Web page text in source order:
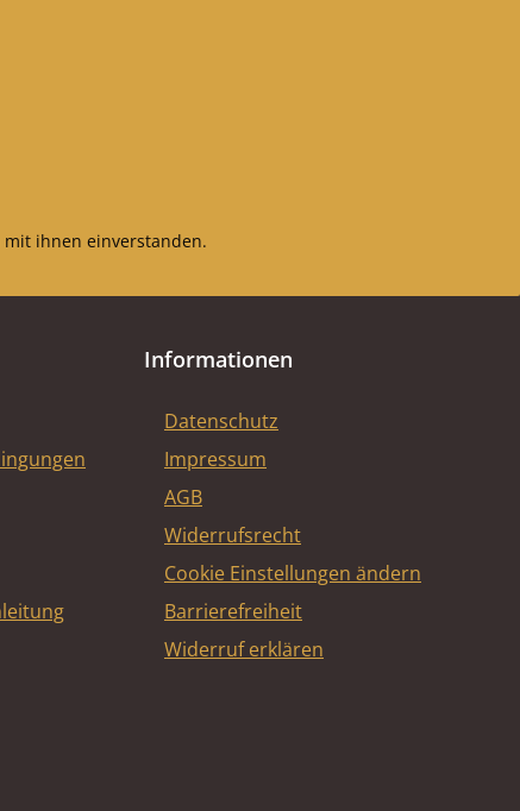
ihnen einverstanden.
Informationen
Datenschutz
Impressum
AGB
Widerrufsrecht
Cookie Einstellungen ändern
Barrierefreiheit
Widerruf erklären